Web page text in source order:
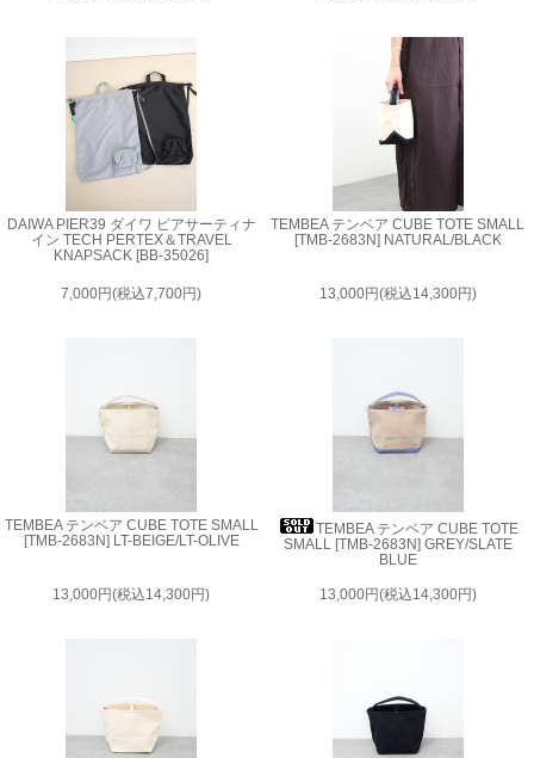
DAIWA PIER39 ダイワ ピアサーティナ
イン TECH PERTEX＆TRAVEL
KNAPSACK [BB-35026]
7,000円(税込7,700円)
TEMBEA テンベア CUBE TOTE SMALL
[TMB-2683N] NATURAL/BLACK
13,000円(税込14,300円)
TEMBEA テンベア CUBE TOTE SMALL
[TMB-2683N] LT-BEIGE/LT-OLIVE
13,000円(税込14,300円)
TEMBEA テンベア CUBE TOTE
SMALL [TMB-2683N] GREY/SLATE
BLUE
13,000円(税込14,300円)